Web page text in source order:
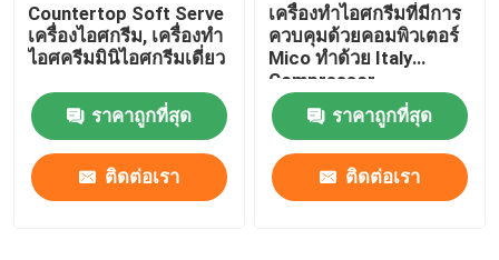
Countertop Soft Serve
เครื่องไอศกรีม, เครื่องทำ
ไอศครีมมินิไอศกรีมเดี่ยว
ราคาถูกที่สุด
ติดต่อเรา
เครื่องทำไอศกรีมที่มีการ
ควบคุมด้วยคอมพิวเตอร์
Mico ทำด้วย Italy
Compressor
ราคาถูกที่สุด
ติดต่อเรา